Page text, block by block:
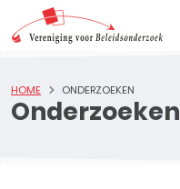
Onderzoeken
HOME ONDERZOEKEN